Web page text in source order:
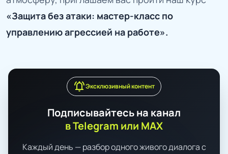
«Защита без атаки: мастер-класс по
управлению агрессией на работе».
notifications_activeЭксклюзивный контент
Подписывайтесь на канал
в Telegram или MAX
Каждый день — разбор одного живого диалога с